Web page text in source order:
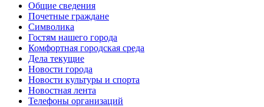
Общие сведения
Почетные граждане
Символика
Гостям нашего города
Комфортная городская среда
Дела текущие
Новости города
Новости культуры и спорта
Новостная лента
Телефоны организаций